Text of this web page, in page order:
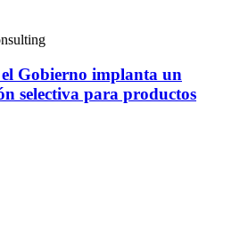
Gobierno implanta un
selectiva para productos